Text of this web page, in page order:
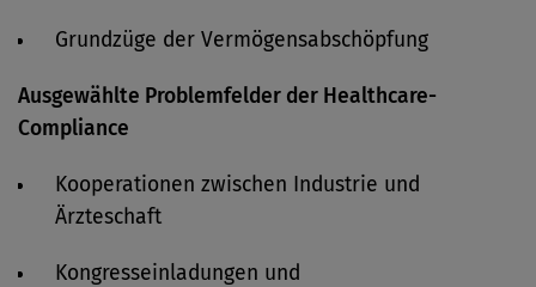
Grundzüge der Vermögensabschöpfung
Ausgewählte Problemfelder der Healthcare-
Compliance
Kooperationen zwischen Industrie und
Ärzteschaft
Kongresseinladungen und